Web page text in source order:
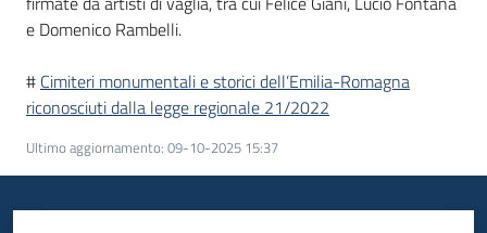
e Domenico Rambelli.
# Cimiteri monumentali e storici dell’Emilia-Romagna
riconosciuti dalla legge regionale 21/2022
Ultimo aggiornamento: 09-10-2025 15:37